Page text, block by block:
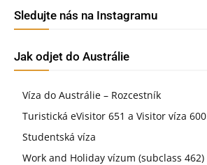
Sledujte nás na Instagramu
Jak odjet do Austrálie
Víza do Austrálie – Rozcestník
Turistická eVisitor 651 a Visitor víza 600
Studentská víza
Work and Holiday vízum (subclass 462)